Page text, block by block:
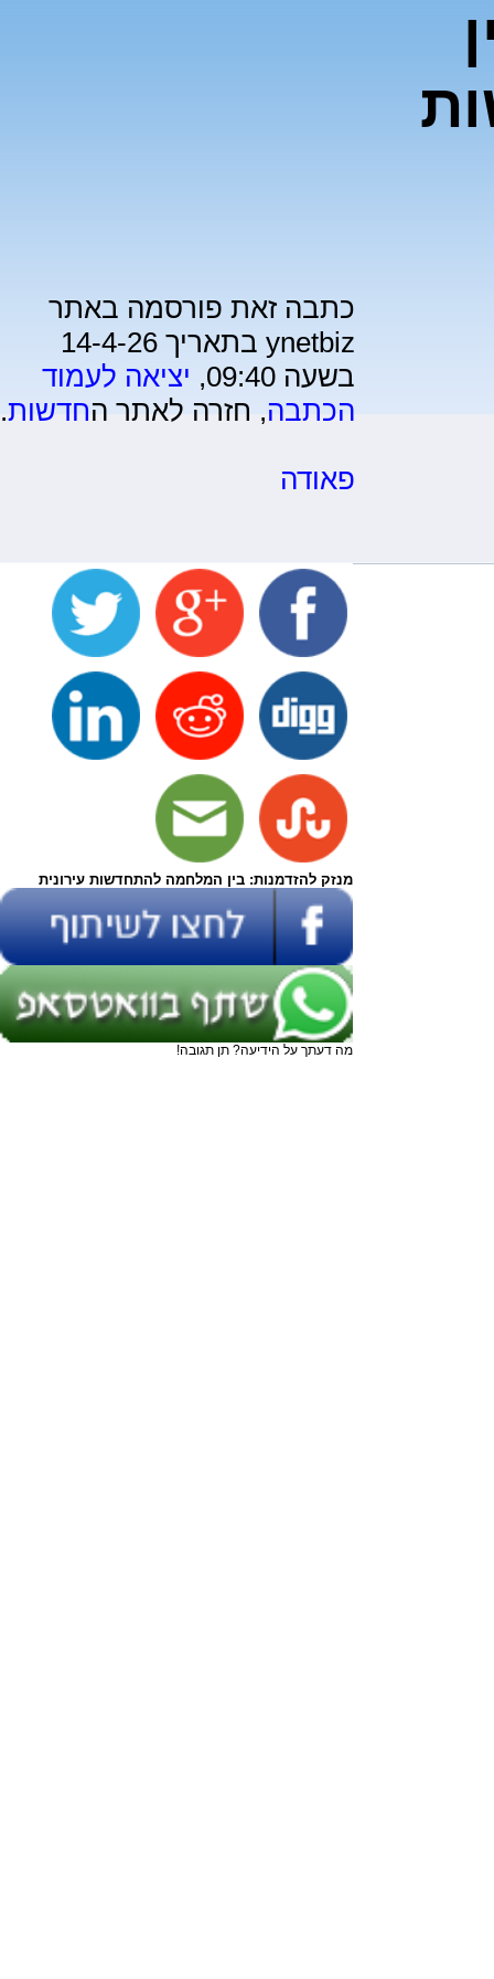
כתבה זאת פורסמה באתר
ynetbiz בתאריך 14-4-26
בשעה 09:40,
יציאה לעמוד
הכתבה, חזרה לאתר החדשות.
פאודה
מנזק להזדמנות: בין המלחמה להתחדשות עירונית
מה דעתך על הידיעה? תן תגובה!